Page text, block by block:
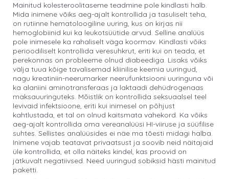
Mainitud kolesteroolitaseme teadmine pole kindlasti halb.
Mida inimene võiks aeg-ajalt kontrollida ja tasuliselt teha,
on rutiinne hematoloogiline uuring, kus on kirjas nii
hemoglobiinid kui ka leukotsüütide arvud. Selline analüüs
pole inimesele ka rahaliselt väga koormav. Kindlasti võiks
perioodiliselt kontrollida veresuhkrut, eriti kui on teada, et
perekonnas on probleeme olnud diabeediga. Lisaks võiks
välja tuua kõige tavalisemad kliinilise keemia uuringud,
nagu kreatiniin-neerumarker neerufunktsiooni uuringuna või
ka alaniini aminotransferaas ja laktaadi dehüdrogenaas
maksauuringuteks. Mõistlik on kontrollida seksuaalsel teel
levivaid infektsioone, eriti kui inimesel on põhjust
kahtlustada, et tal on olnud kaitsmata vahekord. Ka võiks
aeg-ajalt kontrollida oma vereanalüüsi HI-viiruse ja süüfilise
suhtes. Sellistes analüüsides ei näe ma tõesti midagi halba.
Inimene vajab teatavat privaatsust ja soovib neid näitajaid
üle kontrollida, et olla näiteks kindel, kas proovid on
jätkuvalt negatiivsed. Need uuringud sobiksid hästi mainitud
paketti.